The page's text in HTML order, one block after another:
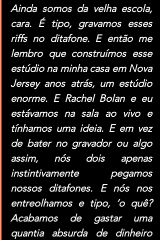
Ainda somos da velha escola,
cara. É tipo, gravamos esses
riffs no ditafone. E então me
lembro que construímos esse
estúdio na minha casa em Nova
Jersey anos atrás, um estúdio
enorme. E Rachel Bolan e eu
estávamos na sala ao vivo e
tínhamos uma ideia. E em vez
de bater no gravador ou algo
assim, nós dois apenas
instintivamente pegamos
nossos ditafones. E nós nos
entreolhamos e tipo, ‘o quê?
Acabamos de gastar uma
quantia absurda de dinheiro